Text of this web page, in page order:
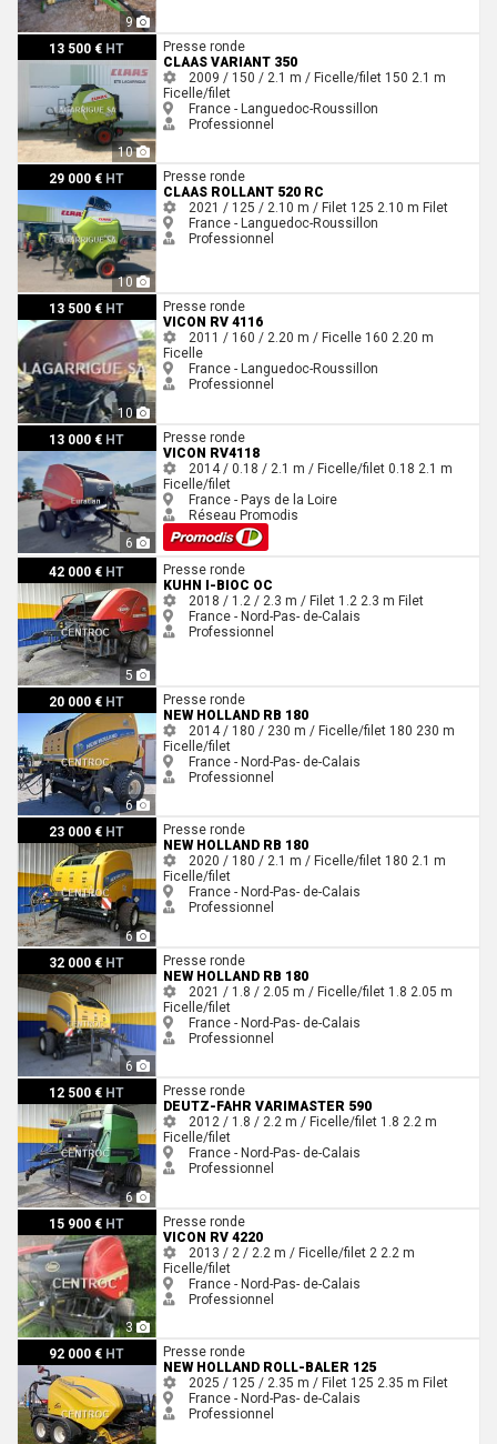
9
13 500 € HT
10
Claas Variant 350
Presse ronde
CLAAS VARIANT 350
2009 / 150 / 2.1 m / Ficelle/filet 150 2.1 m
Ficelle/filet
France - Languedoc-Roussillon
Professionnel
29 000 € HT
10
Claas ROLLANT 520 RC
Presse ronde
CLAAS ROLLANT 520 RC
2021 / 125 / 2.10 m / Filet 125 2.10 m Filet
France - Languedoc-Roussillon
Professionnel
13 500 € HT
10
Vicon Rv 4116
Presse ronde
VICON RV 4116
2011 / 160 / 2.20 m / Ficelle 160 2.20 m
Ficelle
France - Languedoc-Roussillon
Professionnel
13 000 € HT
6
Vicon RV4118
Presse ronde
VICON RV4118
2014 / 0.18 / 2.1 m / Ficelle/filet 0.18 2.1 m
Ficelle/filet
France - Pays de la Loire
Réseau Promodis
42 000 € HT
5
Kuhn I-BIOC OC
Presse ronde
KUHN I-BIOC OC
2018 / 1.2 / 2.3 m / Filet 1.2 2.3 m Filet
France - Nord-Pas- de-Calais
Professionnel
20 000 € HT
6
New Holland RB 180
Presse ronde
NEW HOLLAND RB 180
2014 / 180 / 230 m / Ficelle/filet 180 230 m
Ficelle/filet
France - Nord-Pas- de-Calais
Professionnel
23 000 € HT
6
New Holland RB 180
Presse ronde
NEW HOLLAND RB 180
2020 / 180 / 2.1 m / Ficelle/filet 180 2.1 m
Ficelle/filet
France - Nord-Pas- de-Calais
Professionnel
32 000 € HT
6
New Holland RB 180
Presse ronde
NEW HOLLAND RB 180
2021 / 1.8 / 2.05 m / Ficelle/filet 1.8 2.05 m
Ficelle/filet
France - Nord-Pas- de-Calais
Professionnel
12 500 € HT
6
Deutz-Fahr VARIMASTER 590Presse ronde
DEUTZ-FAHR VARIMASTER 590
2012 / 1.8 / 2.2 m / Ficelle/filet 1.8 2.2 m
Ficelle/filet
France - Nord-Pas- de-Calais
Professionnel
15 900 € HT
3
Vicon RV 4220
Presse ronde
VICON RV 4220
2013 / 2 / 2.2 m / Ficelle/filet 2 2.2 m
Ficelle/filet
France - Nord-Pas- de-Calais
Professionnel
92 000 € HT
New Holland ROLL-BALER 125Presse ronde
NEW HOLLAND ROLL-BALER 125
2025 / 125 / 2.35 m / Filet 125 2.35 m Filet
France - Nord-Pas- de-Calais
Professionnel